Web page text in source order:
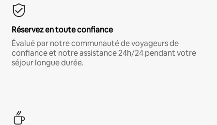
Réservez en toute confiance
Évalué par notre communauté de voyageurs de
confiance et notre assistance 24h/24 pendant votre
séjour longue durée.